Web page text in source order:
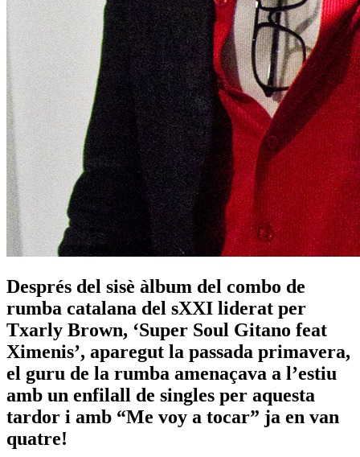
Després del sisè àlbum del combo de
rumba catalana del sXXI liderat per
Txarly Brown, ‘Super Soul Gitano feat
Ximenis’, aparegut la passada primavera,
el guru de la rumba amenaçava a l’estiu
amb un enfilall de singles per aquesta
tardor i amb “Me voy a tocar” ja en van
quatre!